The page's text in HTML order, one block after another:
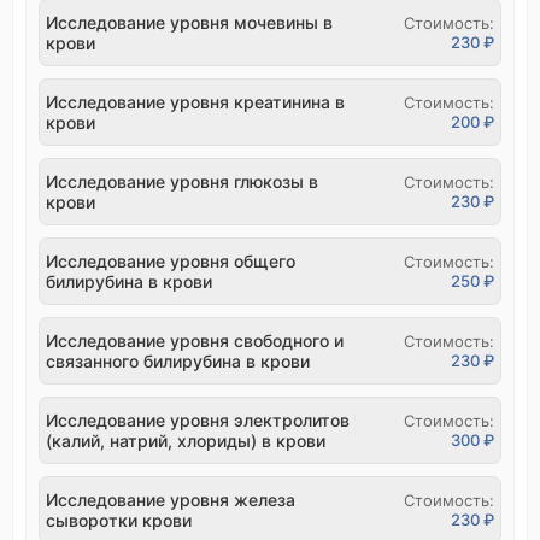
Исследование уровня мочевины в
крови
Стоимость:
230 ₽
Исследование уровня креатинина в
крови
Стоимость:
200 ₽
Исследование уровня глюкозы в
крови
Стоимость:
230 ₽
Исследование уровня общего
билирубина в крови
Стоимость:
250 ₽
Исследование уровня свободного и
связанного билирубина в крови
Стоимость:
230 ₽
Исследование уровня электролитов
(калий, натрий, хлориды) в крови
Стоимость:
300 ₽
Исследование уровня железа
сыворотки крови
Стоимость:
230 ₽